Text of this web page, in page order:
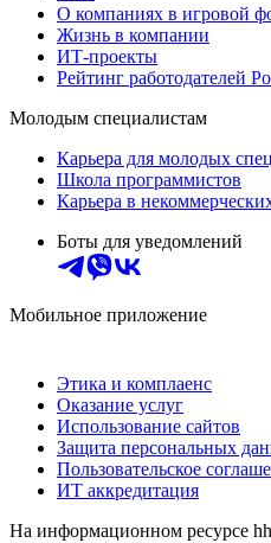
О компаниях в игровой
Жизнь в компании
ИТ-проекты
Рейтинг работодателей
Молодым специалистам
Карьера для молодых
Школа программистов
Карьера в
Боты для уведомлений
Мобильное приложение
Этика и комплаенс
Оказание услуг
Использование сайтов
Защита персональных
Пользовательское
ИТ аккредитация
На информационном ресурсе